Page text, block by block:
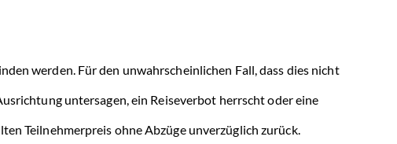
werden. Für den unwahrscheinlichen Fall, dass dies nicht
untersagen, ein Reiseverbot herrscht oder eine
Teilnehmerpreis ohne Abzüge unverzüglich zurück.